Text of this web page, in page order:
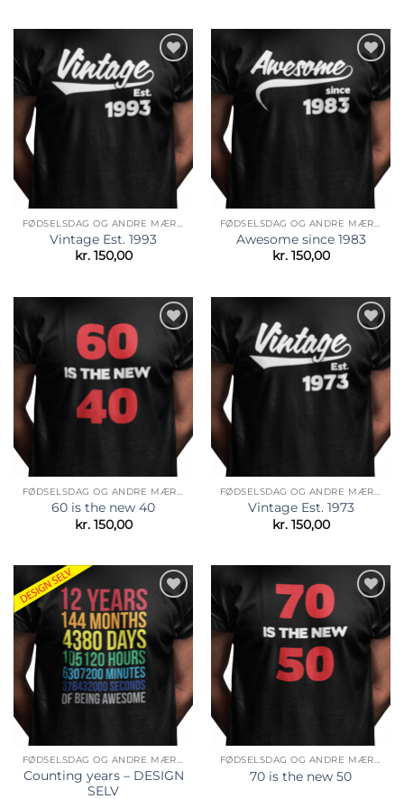
Tilføj til
ønskeliste
FØDSELSDAG OG ANDRE MÆRKEDAGE
Vintage Est. 1993
kr.150,00
Tilføj til
ønskeliste
FØDSELSDAG OG ANDRE MÆRKEDAGE
Awesome since 1983
kr.150,00
Tilføj til
ønskeliste
FØDSELSDAG OG ANDRE MÆRKEDAGE
60 is the new 40
kr.150,00
Tilføj til
ønskeliste
FØDSELSDAG OG ANDRE MÆRKEDAGE
Vintage Est. 1973
kr.150,00
Tilføj til
ønskeliste
FØDSELSDAG OG ANDRE MÆRKEDAGE
Counting years – DESIGN
SELV
Tilføj til
ønskeliste
FØDSELSDAG OG ANDRE MÆRKEDAGE
70 is the new 50